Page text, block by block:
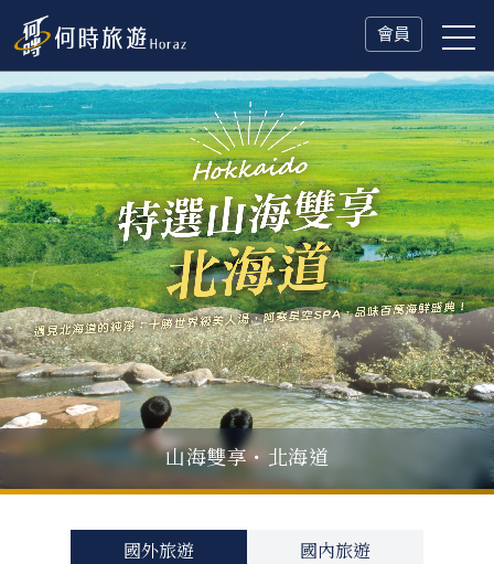
會員
父親節．限時特別企劃
一人旅行Solo Travel山海雙享・北海道
國外旅遊 國內旅遊